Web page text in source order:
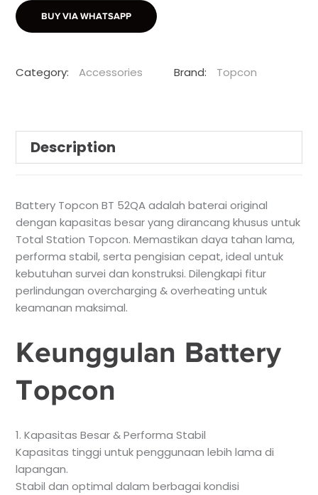
BUY VIA WHATSAPP
Category: Accessories Brand: Topcon
Description
Battery Topcon BT 52QA adalah baterai original
dengan kapasitas besar yang dirancang khusus untuk
Total Station Topcon. Memastikan daya tahan lama,
performa stabil, serta pengisian cepat, ideal untuk
kebutuhan survei dan konstruksi. Dilengkapi fitur
perlindungan overcharging & overheating untuk
keamanan maksimal.
Keunggulan Battery
Topcon
1. Kapasitas Besar & Performa Stabil
Kapasitas tinggi untuk penggunaan lebih lama di
lapangan.
Stabil dan optimal dalam berbagai kondisi